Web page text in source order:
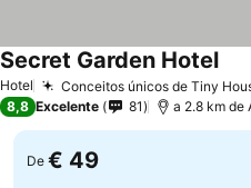
Hotel Conceitos únicos de Tiny
Secret Garden HotelVer
8,8 Excelente 81 a 2.8 km de
De € 49